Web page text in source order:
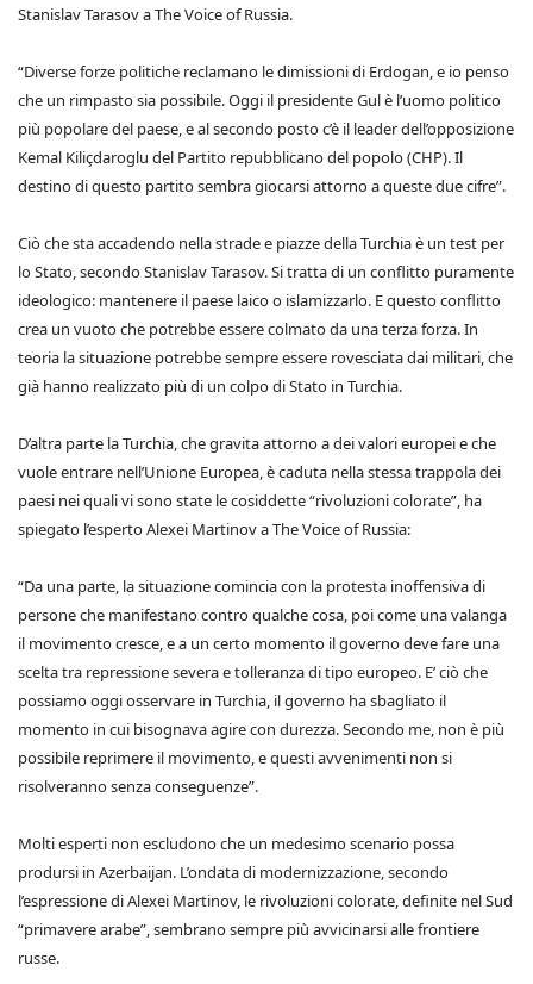
Stanislav Tarasov a The Voice of Russia.
“Diverse forze politiche reclamano le dimissioni di Erdogan, e io penso
che un rimpasto sia possibile. Oggi il presidente Gul è l’uomo politico
più popolare del paese, e al secondo posto c’è il leader dell’opposizione
Kemal Kiliçdaroglu del Partito repubblicano del popolo (CHP). Il
destino di questo partito sembra giocarsi attorno a queste due cifre”.
Ciò che sta accadendo nella strade e piazze della Turchia è un test per
lo Stato, secondo Stanislav Tarasov. Si tratta di un conflitto puramente
ideologico: mantenere il paese laico o islamizzarlo. E questo conflitto
crea un vuoto che potrebbe essere colmato da una terza forza. In
teoria la situazione potrebbe sempre essere rovesciata dai militari, che
già hanno realizzato più di un colpo di Stato in Turchia.
D’altra parte la Turchia, che gravita attorno a dei valori europei e che
vuole entrare nell’Unione Europea, è caduta nella stessa trappola dei
paesi nei quali vi sono state le cosiddette “rivoluzioni colorate”, ha
spiegato l’esperto Alexei Martinov a The Voice of Russia:
“Da una parte, la situazione comincia con la protesta inoffensiva di
persone che manifestano contro qualche cosa, poi come una valanga
il movimento cresce, e a un certo momento il governo deve fare una
scelta tra repressione severa e tolleranza di tipo europeo. E’ ciò che
possiamo oggi osservare in Turchia, il governo ha sbagliato il
momento in cui bisognava agire con durezza. Secondo me, non è più
possibile reprimere il movimento, e questi avvenimenti non si
risolveranno senza conseguenze”.
Molti esperti non escludono che un medesimo scenario possa
prodursi in Azerbaijan. L’ondata di modernizzazione, secondo
l’espressione di Alexei Martinov, le rivoluzioni colorate, definite nel Sud
“primavere arabe”, sembrano sempre più avvicinarsi alle frontiere
russe.